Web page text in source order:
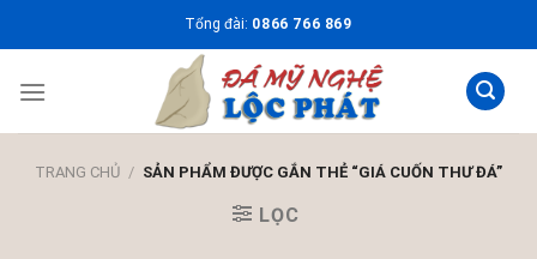
to
Tổng đài: 0866 766 869
TRANG CHỦ / SẢN PHẨM ĐƯỢC GẮN THẺ “GIÁ CUỐN THƯ ĐÁ”
LỌC